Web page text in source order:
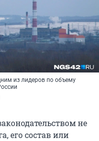
из лидеров по объему
не
его состав или